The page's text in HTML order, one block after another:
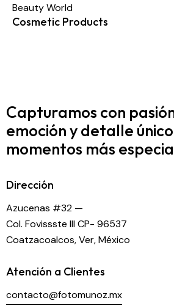
Beauty World
Cosmetic Products
Capturamos con
emoción y detalle
momentos más
Dirección
Azucenas #32 —
Col. Fovissste III CP- 96537
Coatzacoalcos, Ver, México
Atención a Clientes
contacto@fotomunoz.mx